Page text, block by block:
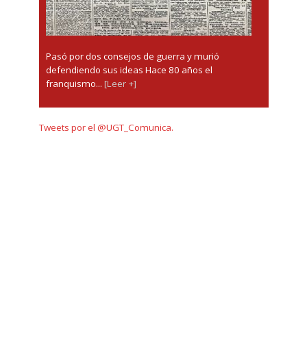
Pasó por dos consejos de guerra y murió
defendiendo sus ideas Hace 80 años el
franquismo... [Leer +]
Tweets por el @UGT_Comunica.